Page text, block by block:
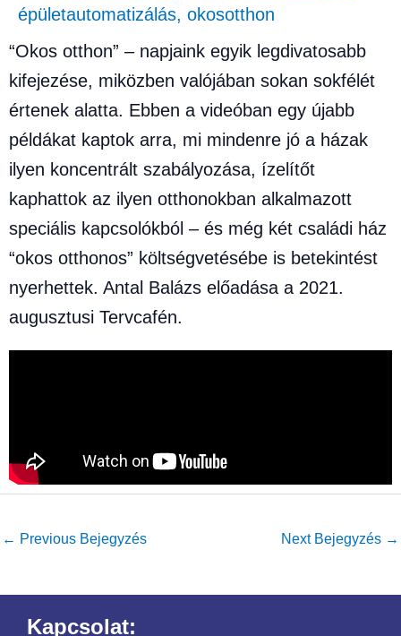
épületautomatizálás, okosotthon
“Okos otthon” – napjaink egyik legdivatosabb
kifejezése, miközben valójában sokan sokfélét
értenek alatta. Ebben a videóban egy újabb
példákat kaptok arra, mi mindenre jó a házak
ilyen koncentrált szabályozása, ízelítőt
kaphattok az ilyen otthonokban alkalmazott
speciális kapcsolókból – és még két családi ház
“okos otthonos” költségvetésébe is betekintést
nyerhettek. Antal Balázs előadása a 2021.
augusztusi Tervcafén.
← Previous Bejegyzés Next Bejegyzés →
Kapcsolat: